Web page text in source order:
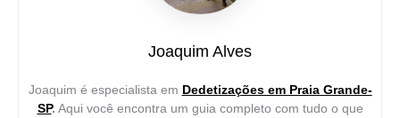
Joaquim Alves
Joaquim é especialista em Dedetizações em Praia Grande-
SP. Aqui você encontra um guia completo com tudo o que